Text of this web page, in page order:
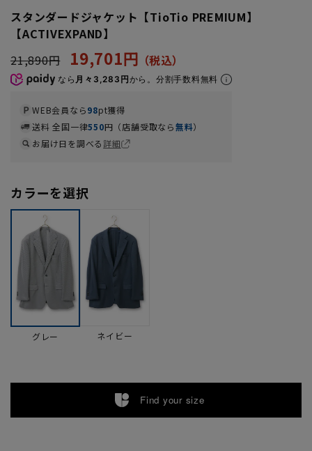
スタンダードジャケット【TioTio PREMIUM】
【ACTIVEXPAND】
21,890円
19,701円
なら 月々3,283円から。分割手数料無料
WEB会員なら98pt獲得
送料 全国一律550円（店舗受取なら無料）
お届け日を調べる詳細
カラーを選択
グレー ネイビー
Find your size